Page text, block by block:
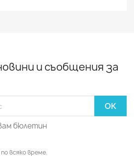
и съобщения за
бюлетин
всяко време.